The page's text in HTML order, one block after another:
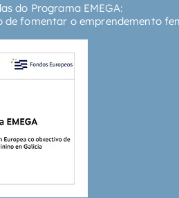
do Programa EMEGA:
fomentar o emprendemento